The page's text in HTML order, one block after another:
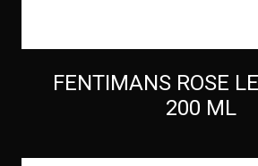
FENTIMANS ROSE
200 ML